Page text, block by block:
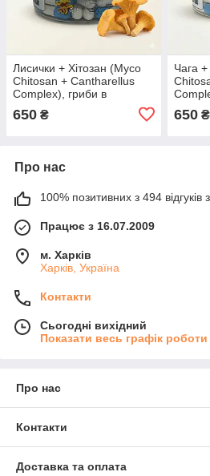
Лисички + Хітозан (Myco
Chitosan + Cantharellus
Complex), гриби в
капсулах комплекс (500 мг
* 95 шт.)
650 ₴
Чага
* 95 шт.)
650₴
Про нас
100% позитивних з 494 відгуків
Працює з 16.07.2009
м. Харків
Харків, Україна
Контакти
Сьогодні вихідний
Показати весь графік роботи
Про нас
Контакти
Доставка та оплата